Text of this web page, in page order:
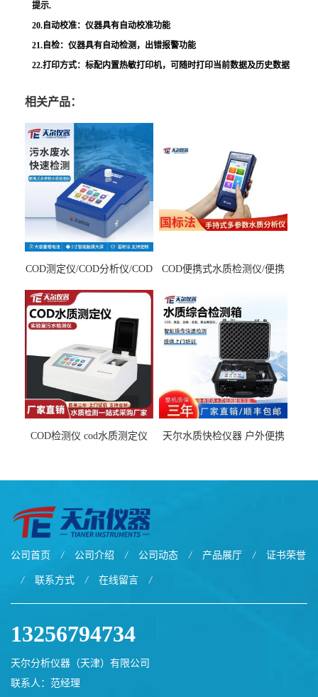
提示.
20. 自动校准： 仪器具有自动校准功能
21. 自检： 仪器具有自动检测，出错报警功能
22.打印方式： 标配内置热敏打印机，可随时打印当前数据及历史数据
相关产品：
COD测定仪/COD分析仪/COD
COD便携式水质检测仪/便携
COD检测仪 cod水质测定仪
天尔水质快检仪器 户外便携
公司首页 / 公司介绍 / 公司动态 / 产品展厅 / 证书荣誉
/ 联系方式 / 在线留言 /
13256794734
天尔分析仪器（天津）有限公司
联系人：范经理